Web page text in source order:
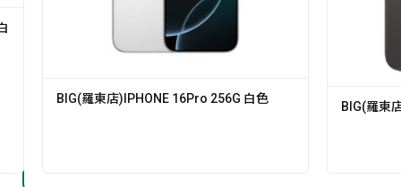
BIG(羅東店)IPHONE 16Pro 256G 白色
BIG(羅東